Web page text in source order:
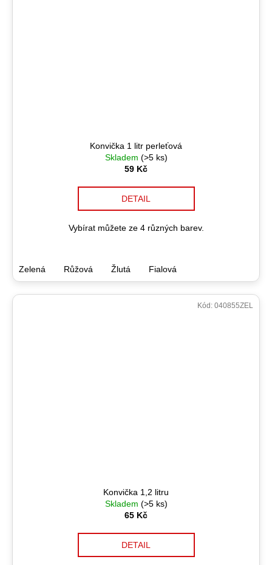
Konvička 1 litr perleťová
Skladem (>5 ks)
59 Kč
DETAIL
Vybírat můžete ze 4 různých barev.
Zelená Růžová Žlutá Fialová
Konvička 1,2 litru
Skladem (>5 ks)
65 Kč
DETAIL
Kód: 040855ZEL